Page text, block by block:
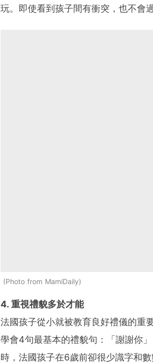
玩。即使看到孩子間有衝突，也不會
Photo from MamiDaily
4. 重視禮貌多於才能
法國孩子從小就被教育良好禮儀的重
學會4句最基本的禮貌句：「謝謝你
時，法國孩子在6歲前卻很少識字和